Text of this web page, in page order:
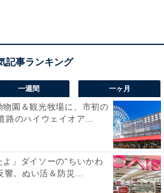
一週間 一ヶ月
物園＆観光牧場に、市初の
路のハイウェイオア...
よ」ダイソーの“ちいかわ
響。ぬい活＆防災...